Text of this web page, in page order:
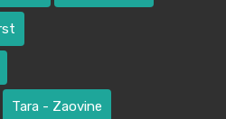
Tara - Zaovine